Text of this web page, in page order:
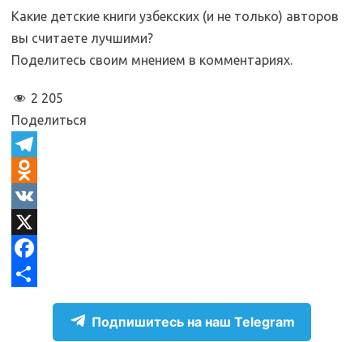
Какие детские книги узбекских (и не только) авторов
вы считаете лучшими?
Поделитесь своим мнением в комментариях.
2 205
Поделиться
T
e
e
g
O
d
n
o
V
KX
F
Подпишитесь на наш Telegram